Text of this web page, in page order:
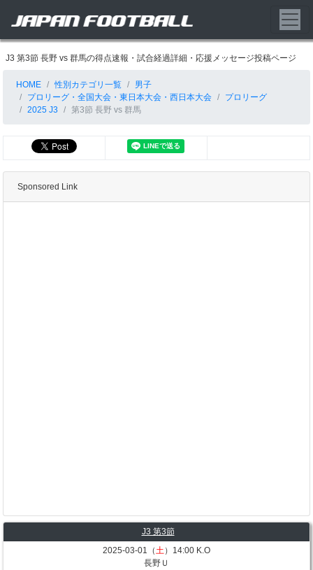
J3 第3節 長野 vs 群馬の得点速報・試合経過詳細・応援メッセージ投稿ページ
HOME 性別カテゴリ一覧
男子
プロリーグ・全国大会・東日本大会・西日本大会
プロリーグ
2025 J3
第3節 長野 vs 群馬
Sponsored Link
J3 第3節
2025-03-01（土）14:00 K.O
長野Ｕ